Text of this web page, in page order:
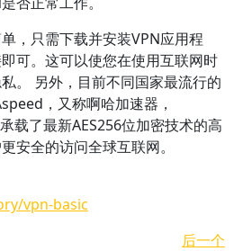
，只需下载并安装VPN应用程
可。这可以使您在使用互联网时
。 另外，目前不同国家最流行的
，又称啊哈加速器，
载了最新AES256位加密技术的高
安全的访问全球互联网。
vpn-basic
后一个